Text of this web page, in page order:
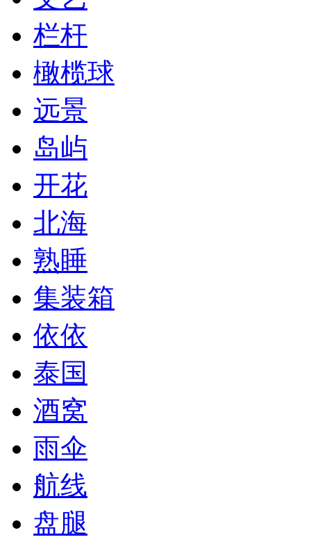
栏杆
橄榄球
远景
岛屿
开花
北海
熟睡
集装箱
依依
泰国
酒窝
雨伞
航线
盘腿